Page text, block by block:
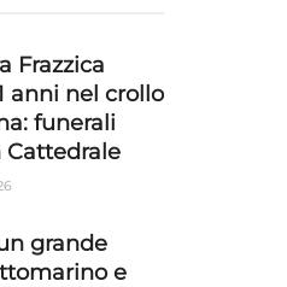
Frazzica
anni nel crollo
funerali
grande
e